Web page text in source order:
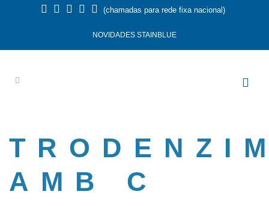
(chamadas para rede fixa nacional)
NOVIDADES STAINBLUE
AMB C